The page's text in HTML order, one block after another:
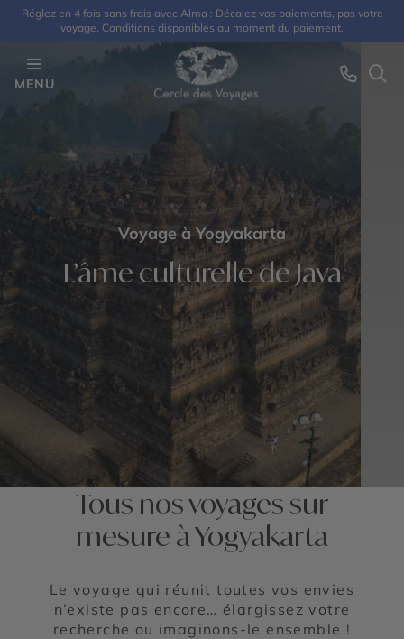
Réglez en 4 fois sans frais avec Alma : Décalez vos paiements, pas votre
voyage. Conditions disponibles au moment du paiement.
MENU
Voyage à Yogyakarta
L’âme culturelle de Java
Tous nos voyages sur
mesure à Yogyakarta
Le voyage qui réunit toutes vos envies
n’existe pas encore… élargissez votre
recherche ou imaginons-le ensemble !